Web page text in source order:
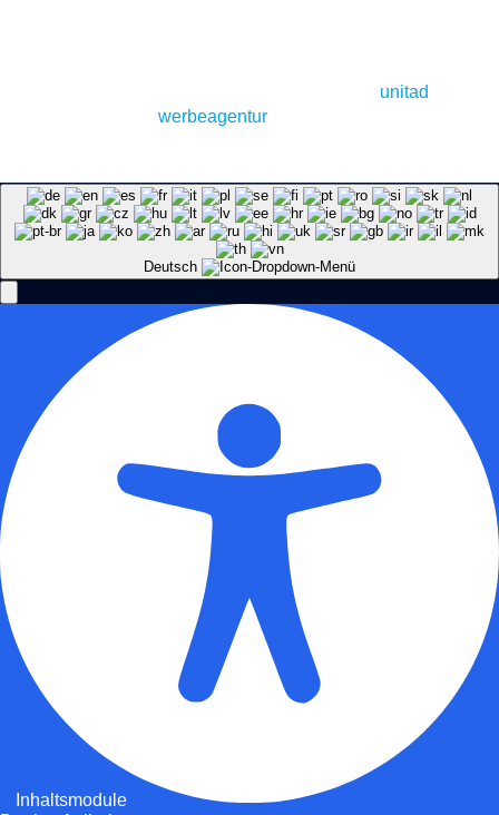
unitad
werbeagentur, Bochum
Deutsch
Inhaltsmodule